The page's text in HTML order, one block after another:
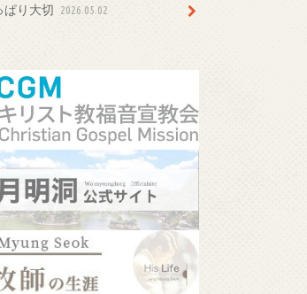
ぱり大切 2026.05.02